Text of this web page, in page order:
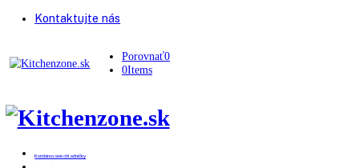
Kontaktujte nás
Porovnať
0Items